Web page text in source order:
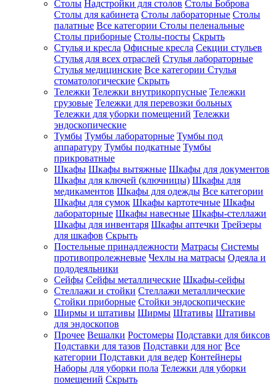
Столы Надстройки для столов Столы Боброва
Столы для кабинета Столы лабораторные Столы
палатные Все категории Столы пеленальные
Столы приборные Столы-посты Скрыть
Стулья и кресла Офисные кресла Секции стульев
Стулья для всех отраслей Стулья лабораторные
Стулья медицинские Все категории Стулья
стоматологические Скрыть
Тележки Тележки внутрикорпусные Тележки
грузовые Тележки для перевозки больных
Тележки для уборки помещений Тележки
эндоскопические
Тумбы Тумбы лабораторные Тумбы под
аппаратуру Тумбы подкатные Тумбы
прикроватные
Шкафы Шкафы вытяжные Шкафы для документов
Шкафы для ключей (ключницы) Шкафы для
медикаментов Шкафы для одежды Все категории
Шкафы для сумок Шкафы картотечные Шкафы
лабораторные Шкафы навесные Шкафы-стеллажи
Шкафы для инвентаря Шкафы аптечки Трейзеры
для шкафов Скрыть
Постельные принадлежности Матрасы Системы
противопролежневые Чехлы на матрасы Одеяла и
пододеяльники
Сейфы Сейфы металлические Шкафы-сейфы
Стеллажи и стойки Стеллажи металлические
Стойки приборные Стойки эндоскопические
Ширмы и штативы Ширмы Штативы Штативы
для эндоскопов
Прочее Вешалки Ростомеры Подставки для биксов
Подставки для тазов Подставки для ног Все
категории Подставки для ведер Контейнеры
Наборы для уборки пола Тележки для уборки
помещений Скрыть